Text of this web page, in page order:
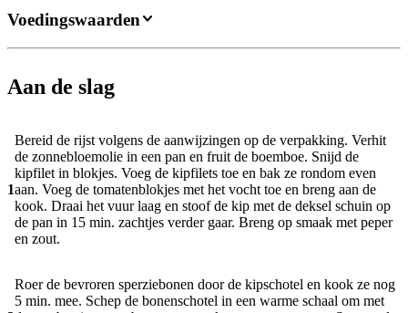
Aan de slag
1
Bereid de rijst volgens de aanwijzingen op de verpakking. Verhit
de zonnebloemolie in een pan en fruit de boemboe. Snijd de
kipfilet in blokjes. Voeg de kipfilets toe en bak ze rondom even
aan. Voeg de tomatenblokjes met het vocht toe en breng aan de
kook. Draai het vuur laag en stoof de kip met de deksel schuin op
de pan in 15 min. zachtjes verder gaar. Breng op smaak met peper
en zout.
Roer de bevroren sperziebonen door de kipschotel en kook ze nog
5 min. mee. Schep de bonenschotel in een warme schaal om met
Voedingswaarden